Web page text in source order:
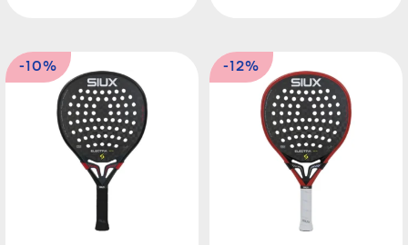
-10% -12%